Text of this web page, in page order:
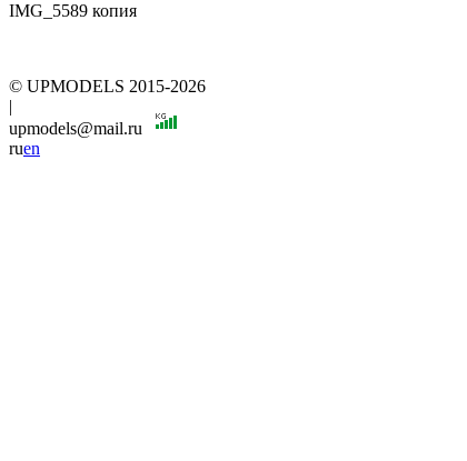
IMG_5589 копия
© UPMODELS 2015-2026
|
upmodels@mail.ru
ruen